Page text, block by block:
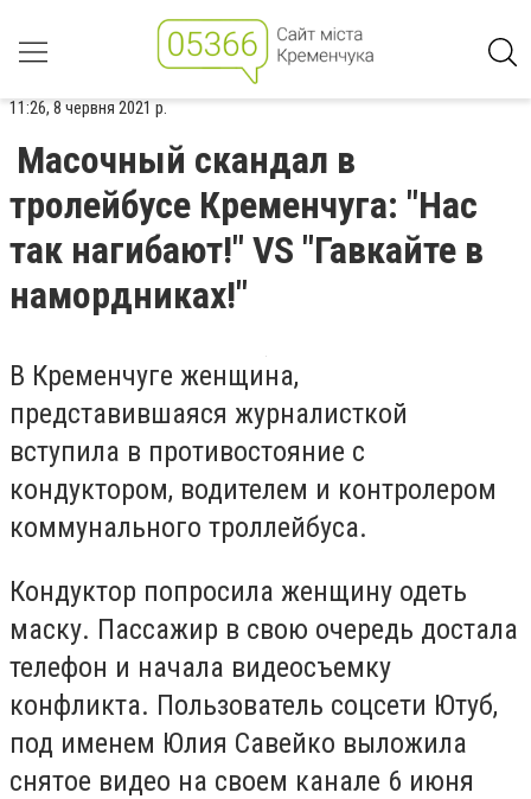
11:26, 8 червня 2021 р.
Масочный скандал в
тролейбусе Кременчуга: "Нас
так нагибают!" VS "Гавкайте в
намордниках!"
В Кременчуге женщина,
представившаяся журналисткой
вступила в противостояние с
кондуктором, водителем и контролером
коммунального троллейбуса.
Кондуктор попросила женщину одеть
маску. Пассажир в свою очередь достала
телефон и начала видеосъемку
конфликта. Пользователь соцсети Ютуб,
под именем Юлия Савейко выложила
снятое видео на своем канале 6 июня